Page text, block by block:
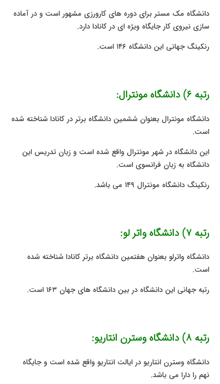
دانشگاه مک مستر برای دوره های کارورزی مشهور است و در آماده
سازی نیروی کار جایگاه ویژه ای در کانادا دارد.
رنکینگ جهانی این دانشگاه ۱۴۶ است.
رتبه ۶) دانشگاه مونترال:
دانشگاه مونترال بعنوان ششمین دانشگاه برتر در کانادا شناخته شده
است.
این دانشگاه در شهر مونترال واقع شده است و زبان تدریس این
دانشگاه به زبان فرانسوی است.
رنکینگ دانشگاه مونترال ۱۴۹ می باشد.
رتبه ۷) دانشگاه واتر لو:
دانشگاه واترلو بعنوان هفتمین دانشگاه برتر کانادا شناخته شده
است.
رتبه جهانی این دانشگاه در بین دانشگاه های جهان ۱۶۳ است.
رتبه ۸) دانشگاه وسترن انتاریو:
دانشگاه وسترن انتاریو در ایالت انتاریو واقع شده است و جایگاه
نهم را دارا می باشد.